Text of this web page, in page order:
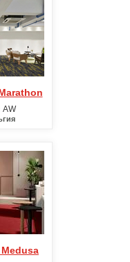
AW
Medusa